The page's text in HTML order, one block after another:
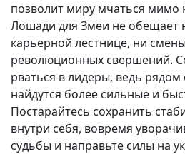
позволит миру мчаться мимо
Лошади для Змеи не обещает
карьерной лестнице, ни
революционных свершений.
рваться в лидеры, ведь рядом
найдутся более сильные и
Постарайтесь сохранить
внутри себя, вовремя
судьбы и направьте силы на